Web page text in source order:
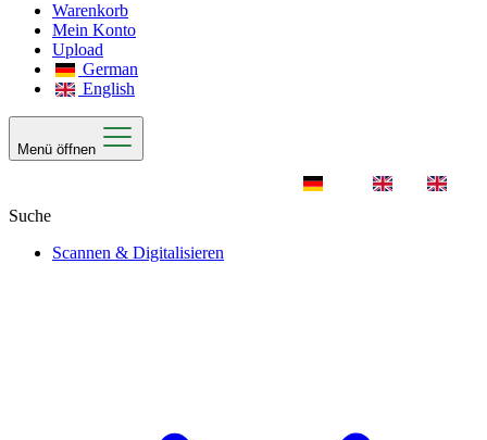
Warenkorb
Mein Konto
Upload
German
English
Menü öffnen
Scannen & Digitalisieren